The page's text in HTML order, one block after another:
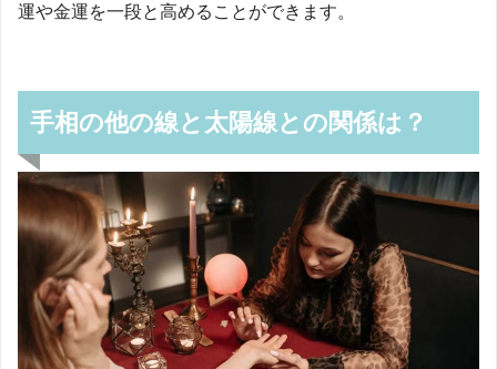
運や金運を一段と高めることができます。
手相の他の線と太陽線との関係は？